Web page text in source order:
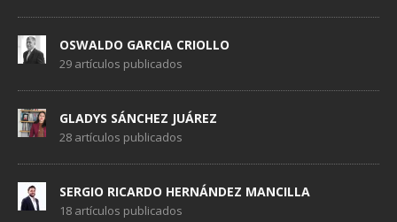
OSWALDO GARCIA CRIOLLO
29 artículos publicados
GLADYS SÁNCHEZ JUÁREZ
28 artículos publicados
SERGIO RICARDO HERNÁNDEZ MANCILLA
18 artículos publicados